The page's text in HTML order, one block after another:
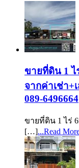
ขายที่ดิน 1 ไ
จากค่าเช่า
089-6496664
ขายที่ดิน 1 ไร่
[…]...Read